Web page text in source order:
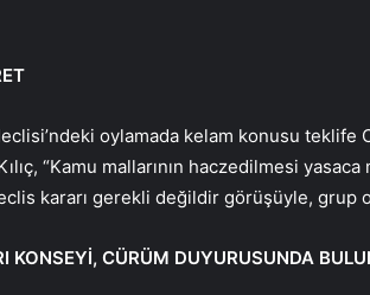
oylamada kelam konusu teklife
“Kamu mallarının haczedilmesi
kararı gerekli değildir görüşüyle, grup
KONSEYİ, CÜRÜM DUYURUSUNDA